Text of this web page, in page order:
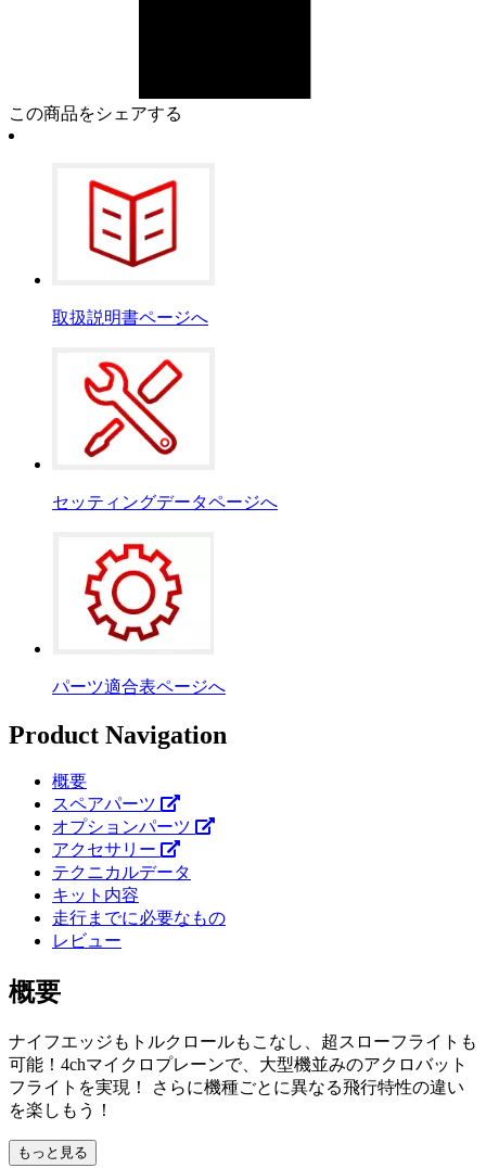
この商品をシェアする
取扱説明書ページへ
セッティングデータページへ
パーツ適合表ページへ
Product Navigation
概要
スペアパーツ
オプションパーツ
アクセサリー
テクニカルデータ
キット内容
走行までに必要なもの
レビュー
概要
ナイフエッジもトルクロールもこなし、超スローフライトも
可能！4chマイクロプレーンで、大型機並みのアクロバット
フライトを実現！ さらに機種ごとに異なる飛行特性の違い
を楽しもう！
もっと見る